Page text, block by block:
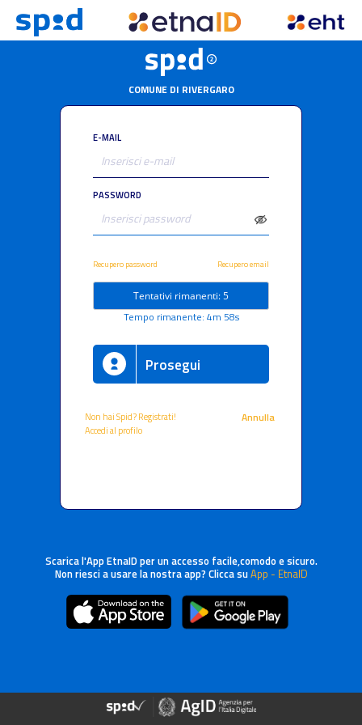
COMUNE DI RIVERGARO
E-MAIL
PASSWORD
Recupero password Recupero email
Tentativi rimanenti: 5
Tempo rimanente: 4m 58s
Prosegui
Non hai Spid? Registrati!
Accedi al profilo
Annulla
Scarica l'App EtnaID per un accesso facile,comodo e sicuro.
Non riesci a usare la nostra app? Clicca suApp - EtnaID